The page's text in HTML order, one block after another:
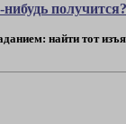
получится?
найти тот